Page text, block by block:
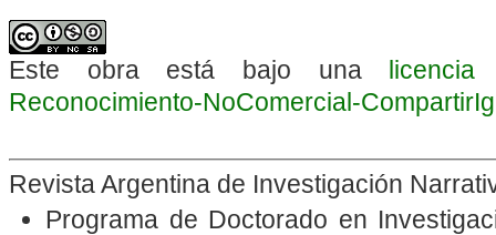
Este obra está bajo una
Reconocimiento-NoComercial-
Revista Argentina de Investigación
Programa de Doctorado en